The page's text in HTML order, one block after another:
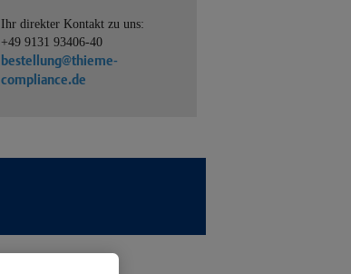
Ihr direkter Kontakt zu uns:
+49 9131 93406-40
bestellung@thieme-
compliance.de